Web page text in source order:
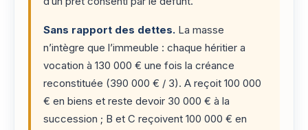
Sans rapport des dettes. La masse
n’intègre que l’immeuble : chaque héritier a
vocation à 130 000 € une fois la créance
reconstituée (390 000 € / 3). A reçoit 100 000
€ en biens et reste devoir 30 000 € à la
succession ; B et C reçoivent 100 000 € en